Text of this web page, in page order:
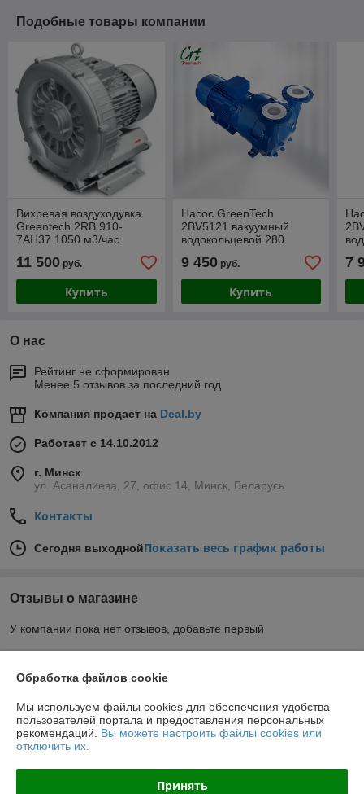
Подобные товары компании
Вихревая воздуходувка
Greentech 2RB 910-
7AH37 1050 м3/час
11 500 руб.
Купить
Насос GreenTech
2BV5121 вакуумный
водокольцевой 280
9 450руб.
Купить
7
О нас
Рейтинг не сформирован
Менее 5 отзывов за последний год
Компания продает на Deal.by
Работает с 14.10.2012
г. Минск
ул. Асаналиева, 27, офис 14, Минск, Беларусь
Контакты
Сегодня выходнойПоказать весь график работы
Отзывы о магазине
У компании пока нет отзывов, добавьте первый
О нас
Контакты
Доставка и оплата
Обработка файлов cookie
Мы используем файлы cookies для обеспечения удобства
пользователей портала и предоставления персональных
рекомендаций. Вы можете настроить файлы cookies или
отключить их.
Принять